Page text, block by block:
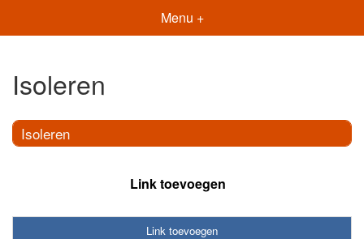
Menu +
Isoleren
Isoleren
Link toevoegen
Link toevoegen